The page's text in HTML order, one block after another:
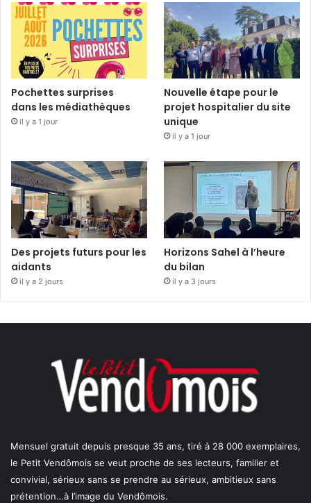
Pochettes surprises
dans les médiathèques
il y a 1 jour
Nouvelle étape pour le
projet hospitalier du site
unique
il y a 1 jour
Des projets futurs pour les
aidants
il y a 2 jours
Horizons Sahel à l’heure
du bilan
il y a 3 jours
Mensuel gratuit depuis presque 35 ans, tiré à 28 000 exemplaires,
le Petit Vendômois se veut proche de ses lecteurs, familier et
convivial, sérieux sans se prendre au sérieux, ambitieux sans
prétention…à l’image du Vendômois.